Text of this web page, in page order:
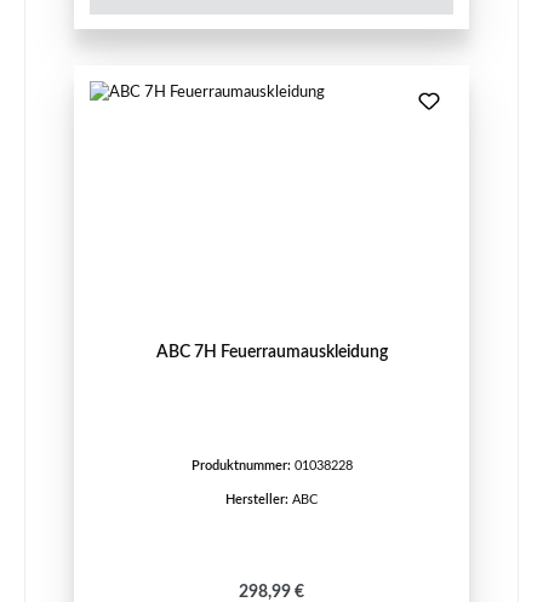
ABC 7H Feuerraumauskleidung
Produktnummer: 01038228
Hersteller: ABC
Regulärer Preis:
298,99 €